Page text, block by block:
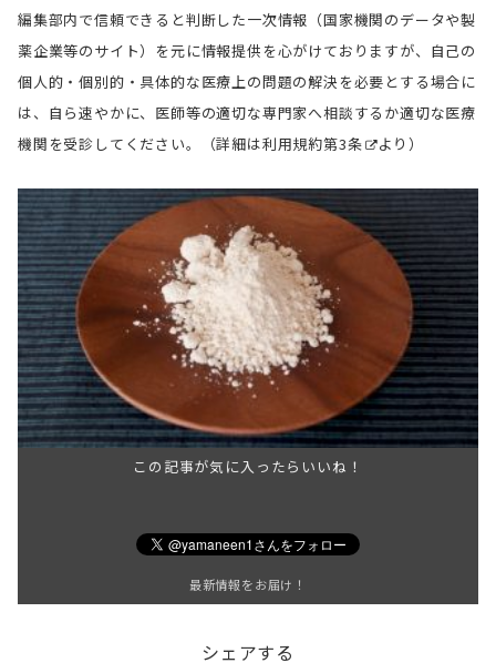
編集部内で信頼できると判断した一次情報（国家機関のデータや製
薬企業等のサイト）を元に情報提供を心がけておりますが、自己の
個人的・個別的・具体的な医療上の問題の解決を必要とする場合に
は、自ら速やかに、医師等の適切な専門家へ相談するか適切な医療
機関を受診してください。（詳細は利用規約第3条 より）
この記事が気に入ったらいいね！
最新情報をお届け！
シェアする